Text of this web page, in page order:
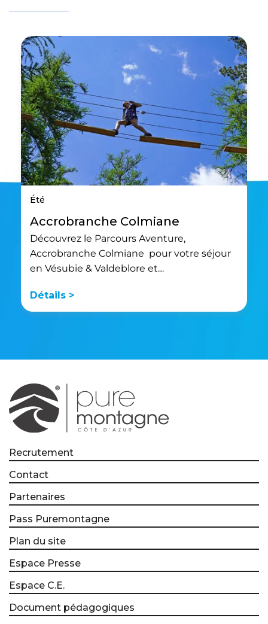
Été
Accrobranche Colmiane
Découvrez le Parcours Aventure,
Accrobranche Colmiane pour votre séjour
en Vésubie & Valdeblore et…
Détails >
Recrutement
Contact
Partenaires
Pass Puremontagne
Plan du site
Espace Presse
Espace C.E.
Document pédagogiques